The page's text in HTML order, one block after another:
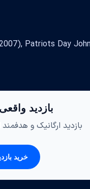
بازدید
بازدید ارگانیک و
خرید